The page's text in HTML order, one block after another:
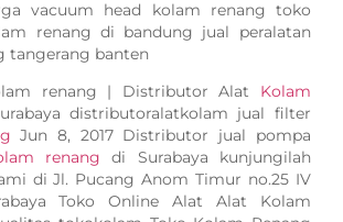
vacuum head kolam renang toko
renang di bandung jual peralatan
tangerang banten
renang | Distributor Alat Kolam
distributoralatkolam jual filter
Jun 8, 2017 Distributor jual pompa
renang di Surabaya kunjungilah
di Jl. Pucang Anom Timur no.25 IV
Toko Online Alat Alat Kolam